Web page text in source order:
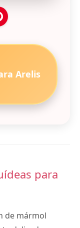
Arelis
para
de mármol